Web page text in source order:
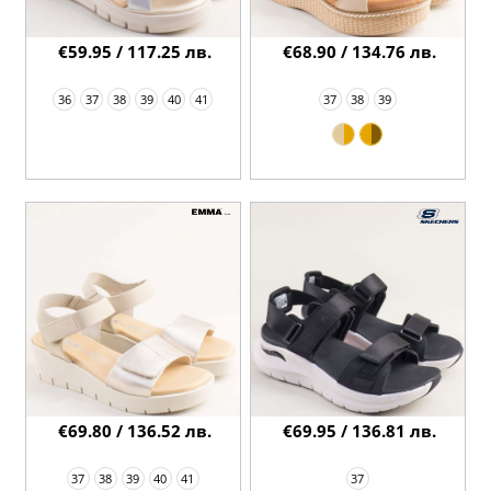
36 37 38 39 40 41
€59.95 / 117.25 лв.
37 38 39
€68.90 / 134.76 лв.
37 38 39 40 41
€69.80 / 136.52 лв.
37
€69.95 / 136.81 лв.